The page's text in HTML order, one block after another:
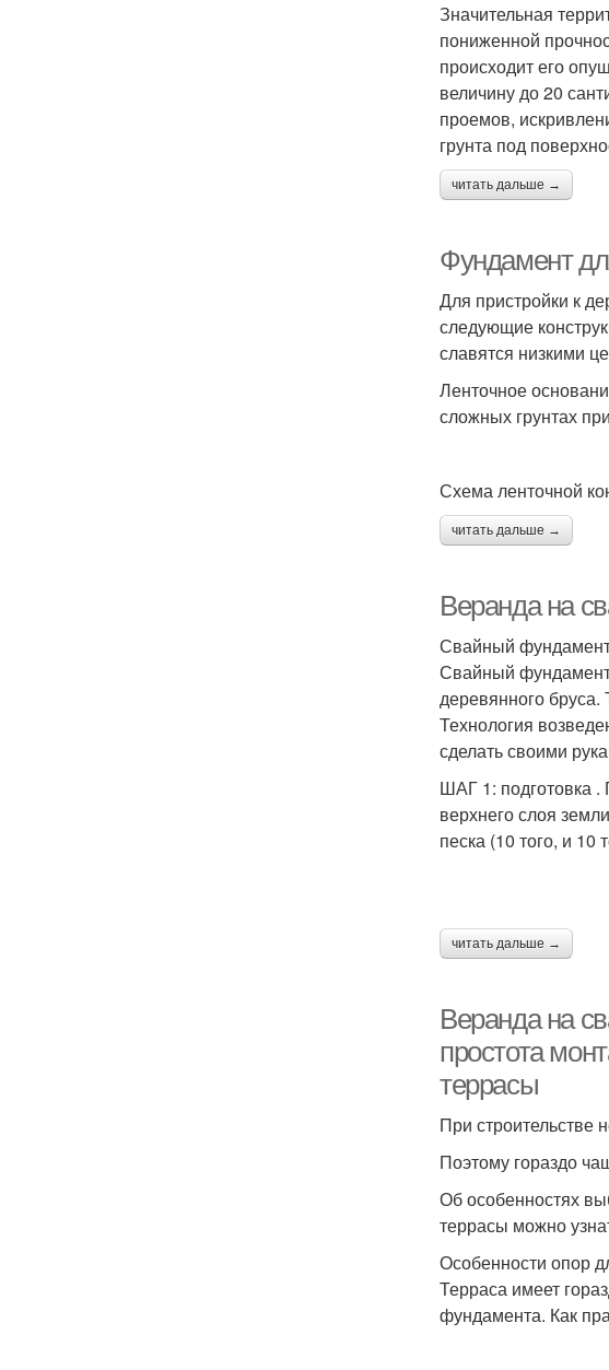
Значительная
пониженной
происходит его
величину до 20
проемов,
грунта под
читать дальше →
Фундамент
Для пристройки к
следующие
славятся низкими
Ленточное
сложных грунтах
Схема ленточной
читать дальше →
Веранда на
Свайный фундамент
Свайный фундамент
деревянного бруса.
Технология
сделать своими
ШАГ 1: подготовка .
верхнего слоя
песка (10 того, и
читать дальше →
Веранда на
простота
террасы
При строительстве
Поэтому гораздо
Об особенностях
террасы можно
Особенности опор
Терраса имеет
фундамента. Как